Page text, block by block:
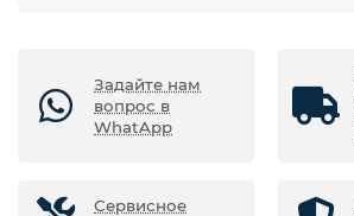
Задайте нам
вопрос в
WhatApp
Сервисное